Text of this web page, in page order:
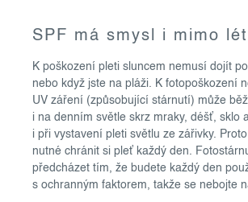
SPF má smysl i mimo
K poškození pleti sluncem nemusí dojít
nebo když jste na pláži. K fotopoškození
UV záření (způsobující stárnutí) může
i na denním světle skrz mraky, déšť, sklo
i při vystavení pleti světlu ze zářivky.
nutné chránit si pleť každý den.
předcházet tím, že budete každý den
s ochranným faktorem, takže se nebojte